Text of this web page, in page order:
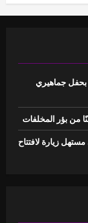
بحفل جماهيري
زيارة لافتتاح